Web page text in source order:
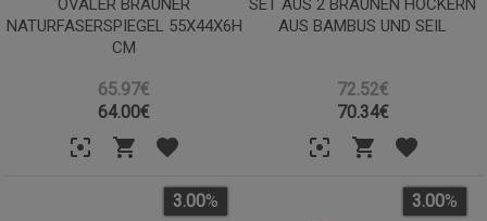
OVALER BRAUNER
NATURFASERSPIEGEL 55X44X6H
CM
65.97€
64.00€
SET AUS 2 BRAUNEN HOCKERN
AUS BAMBUS UND SEIL
72.52€
70.34€
3.00% 3.00%